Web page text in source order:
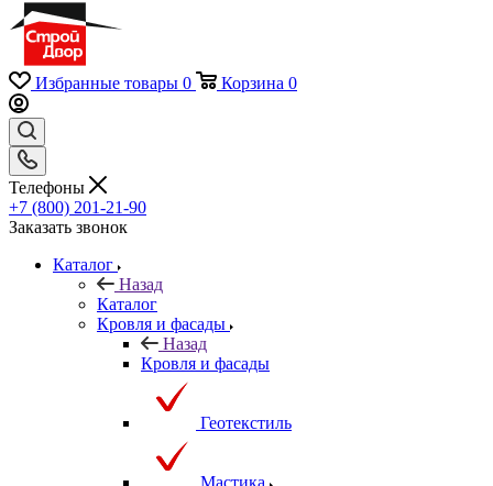
Избранные товары 0 Корзина 0
Телефоны
+7 (800) 201-21-90
Заказать звонок
Каталог
Назад
Каталог
Кровля и фасады
Назад
Кровля и фасады
Геотекстиль
Мастика